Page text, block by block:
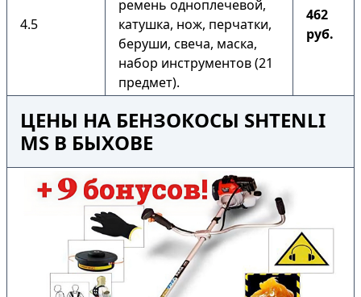
4.5
ремень одноплечевой,
катушка, нож, перчатки,
беруши, свеча, маска,
набор инструментов (21
предмет).
462
руб.
ЦЕНЫ НА БЕНЗОКОСЫ SHTENLI
MS В БЫХОВЕ